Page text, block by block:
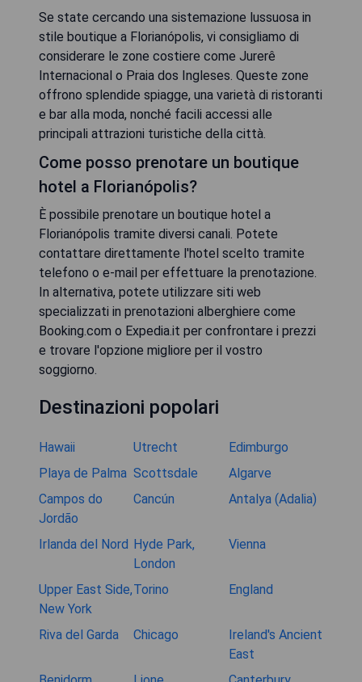
Se state cercando una sistemazione lussuosa in
stile boutique a Florianópolis, vi consigliamo di
considerare le zone costiere come Jurerê
Internacional o Praia dos Ingleses. Queste zone
offrono splendide spiagge, una varietà di ristoranti
e bar alla moda, nonché facili accessi alle
principali attrazioni turistiche della città.
Come posso prenotare un boutique
hotel a Florianópolis?
È possibile prenotare un boutique hotel a
Florianópolis tramite diversi canali. Potete
contattare direttamente l'hotel scelto tramite
telefono o e-mail per effettuare la prenotazione.
In alternativa, potete utilizzare siti web
specializzati in prenotazioni alberghiere come
Booking.com o Expedia.it per confrontare i prezzi
e trovare l'opzione migliore per il vostro
soggiorno.
Destinazioni popolari
Hawaii Utrecht
Edimburgo
Playa de Palma Scottsdale
Algarve
Campos do
Jordão
Cancún Antalya (Adalia)
Irlanda del Nord Hyde Park,
London
Vienna
Upper East Side,
New York
Torino England
Riva del Garda Chicago
Ireland's Ancient
East